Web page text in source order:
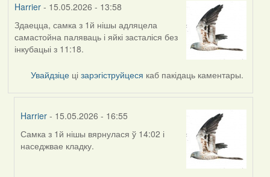
Harrier- 15.05.2026 - 13:58
Здаецца, самка з 1й нішы адляцела
самастойна паляваць і яйкі засталіся без
інкубацыі з 11:18.
Увайдзіце цізарэгіструйцеся каб пакідаць каментары.
Harrier - 15.05.2026 - 16:55
In
reply
Самка з 1й нішы вярнулася ў 14:02 і
наседжвае кладку.